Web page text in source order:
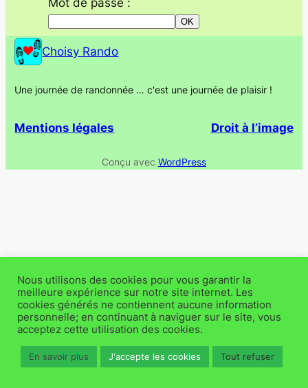
Choisy Rando
Une journée de randonnée … c'est une journée de plaisir !
Mentions légales Droit à l’image
Conçu avec WordPress
Nous utilisons des cookies pour vous garantir la
meilleure expérience sur notre site internet. Les
cookies générés ne contiennent aucune information
personnelle; en continuant à naviguer sur le site, vous
acceptez cette utilisation des cookies.
En savoir plus J'accepte les cookies Tout refuser